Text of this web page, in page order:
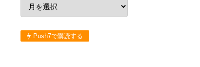
Push7で購読する